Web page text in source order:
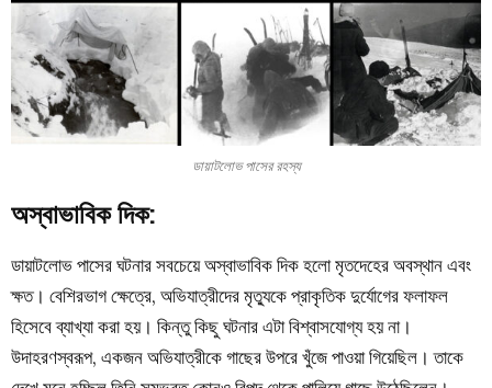
ডায়াটলোভ পাসের রহস্য
অস্বাভাবিক দিক:
ডায়াটলোভ পাসেরঘটনার সবচেয়ে অস্বাভাবিক দিক হলো মৃতদেহের অবস্থান এবং
ক্ষত। বেশিরভাগ ক্ষেত্রে, অভিযাত্রীদের মৃত্যুকে প্রাকৃতিক দুর্যোগের ফলাফল
হিসেবে ব্যাখ্যা করা হয়। কিন্তু কিছু ঘটনার এটা বিশ্বাসযোগ্য হয় না।
উদাহরণস্বরূপ, একজন অভিযাত্রীকে গাছের উপরে খুঁজে পাওয়া গিয়েছিল। তাকে